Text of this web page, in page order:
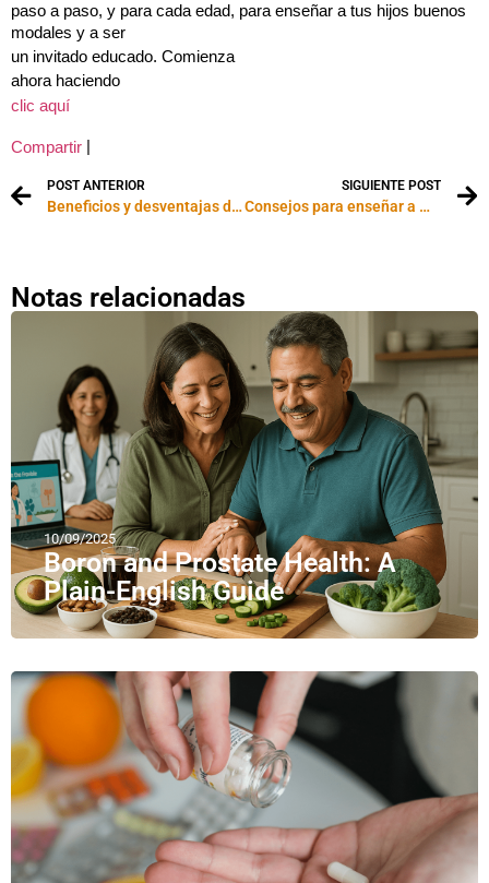
paso a paso, y para cada edad, para enseñar a tus hijos buenos
modales y a ser
un invitado educado. Comienza
ahora haciendo
clic aquí
Compartir |
POST ANTERIOR
Beneficios y desventajas de llevar a un bebé a la guardería
SIGUIENTE POST
Consejos para enseñar a montar en bicicleta a un niño
Notas relacionadas
10/09/2025
Boron and Prostate Health: A
Plain-English Guide